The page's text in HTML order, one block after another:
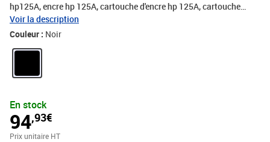
hp125A, encre hp 125A, cartouche d'encre hp 125A, cartouche
encre hp 125A, hp 125A, hp125A, cartouche hp color laserjet
cp1515, cartouche color laserjet cp1515, encre hp color laserjet
cp1215, cartouche color laserjet cp1215, encre hp color laserjet
cm1312, cartouche color laserjet cm1312, encre hp color laserjet
Voir la description
Couleur : Noir
En stock
94,93€
Prix unitaire HT